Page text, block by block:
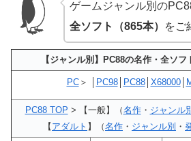
ゲームジャンル別の
全ソフト（865本）
をご
【ジャンル別】PC88の名作・全ソフ
PC＞ │ PC98│ PC88│ X68000│
PC88 TOP > 【一般】（名作・ ジャンル
【 アダルト 】（名作 ・ ジャンル別 ・